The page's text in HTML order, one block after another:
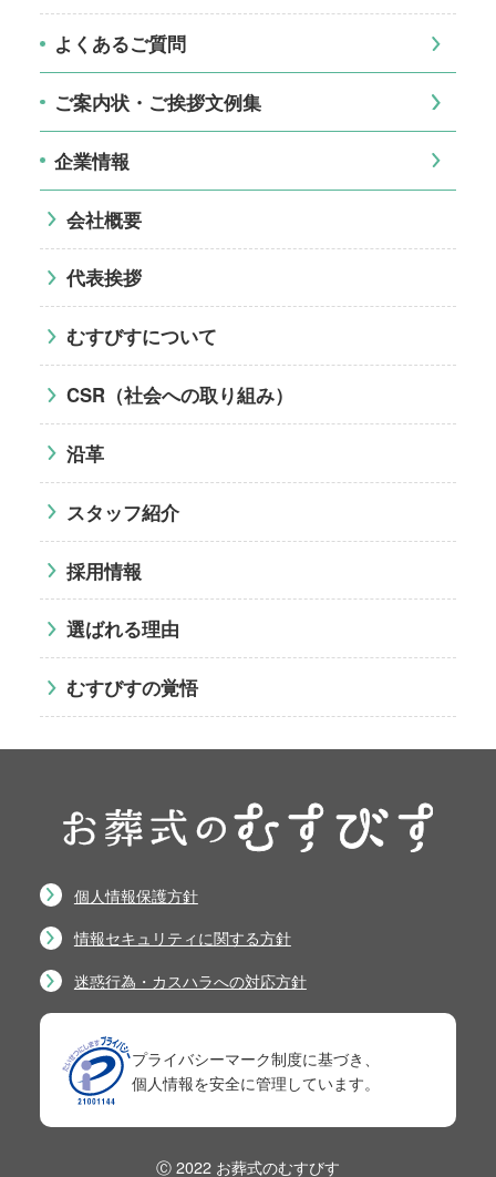
よくあるご質問
ご案内状・ご挨拶文例集
企業情報
会社概要
代表挨拶
むすびすについて
CSR（社会への取り組み）
沿革
スタッフ紹介
採用情報
選ばれる理由
むすびすの覚悟
個人情報保護方針
情報セキュリティに関する方針
迷惑行為・カスハラへの対応方針
プライバシーマーク制度に基づき、
個人情報を安全に管理しています。
Ⓒ 2022 お葬式のむすびす